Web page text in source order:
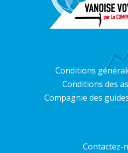
Conditions
Conditions des
Compagnie des
Contactez-